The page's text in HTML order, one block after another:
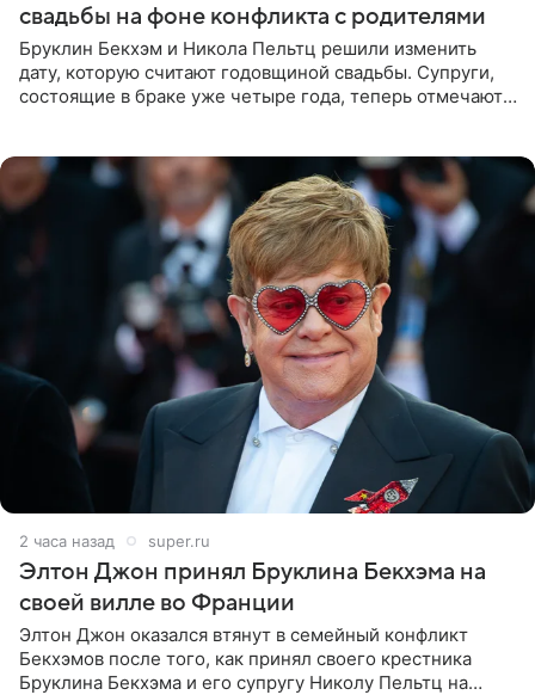
свадьбы на фоне конфликта с родителями
Бруклин Бекхэм и Никола Пельтц решили изменить
дату, которую считают годовщиной свадьбы. Супруги,
состоящие в браке уже четыре года, теперь отмечают
2 часа назад super.ru
Элтон Джон принял Бруклина Бекхэма на
своей вилле во Франции
Элтон Джон оказался втянут в семейный конфликт
Бекхэмов после того, как принял своего крестника
Бруклина Бекхэма и его супругу Николу Пельтц на